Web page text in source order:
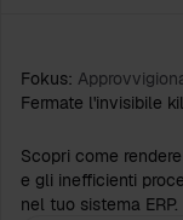
Fokus:
Fermate l'invisibile
Scopri come
e gli inefficienti
nel tuo sistema ERP.